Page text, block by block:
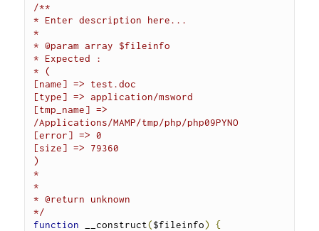
/**
* Enter description here...
*
* @param array $fileinfo
* Expected :
* (
[name] => test.doc
[type] => application/msword
[tmp_name] =>
/Applications/MAMP/tmp/php/php09PYNO
[error] => 0
[size] => 79360
)
*
*
* @return unknown
*/
function __construct($fileinfo) {